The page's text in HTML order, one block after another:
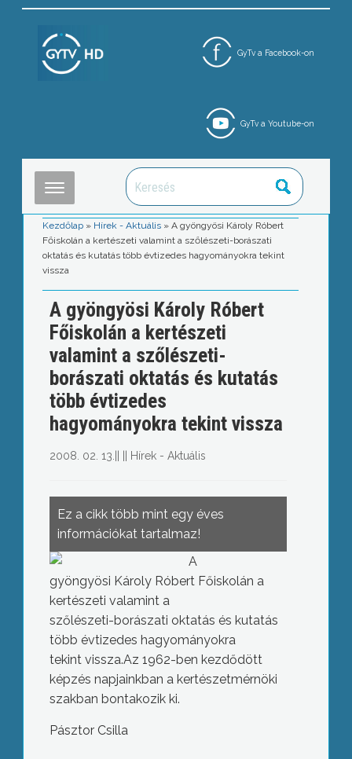
GyTv a Facebook-on
GyTv a Youtube-on
Kezdőlap » Hírek - Aktuális »A gyöngyösi Károly Róbert
Főiskolán a kertészeti valamint a szőlészeti-borászati
oktatás és kutatás több évtizedes hagyományokra tekint
vissza
A gyöngyösi Károly Róbert
Főiskolán a kertészeti
valamint a szőlészeti-
borászati oktatás és kutatás
több évtizedes
hagyományokra tekint vissza
2008. 02. 13. Hírek - Aktuális
Ez a cikk több mint egy éves
információkat tartalmaz!
A
gyöngyösi Károly Róbert Főiskolán a
kertészeti valamint a
szőlészeti-borászati oktatás és kutatás
több évtizedes hagyományokra
tekint vissza.Az 1962-ben kezdődött
képzés napjainkban a kertészetmérnöki
szakban bontakozik ki.
Pásztor Csilla